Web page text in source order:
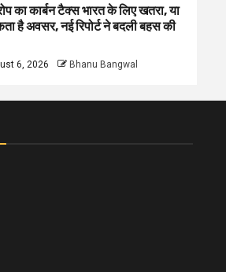
का कार्बन टैक्स भारत के लिए खतरा, या
है अवसर, नई रिपोर्ट ने बदली बहस की
6, 2026 Bhanu Bangwal